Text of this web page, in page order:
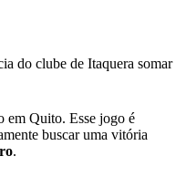
do clube de Itaquera somar
em Quito. Esse jogo é
buscar uma vitória
.